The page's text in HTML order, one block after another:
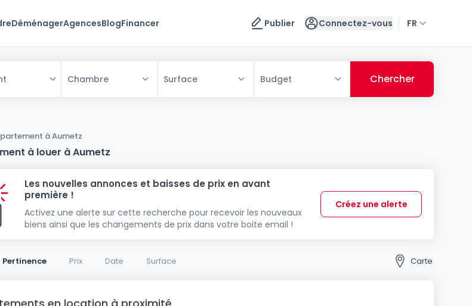
DéménagerAgencesBlogFinancer Publier Connectez-vous FR
mitoyenne
jumelée
construire
de maison
de rapport
Chambre Surface Budget
à Aumetz
à louer à Aumetz
Les nouvelles annonces et baisses de prix en avant
première !
Activez une alerte sur cette recherche pour recevoir les nouveaux
biens ainsi que les changements de prix dans votre boite email !
Créez une alerte
Pertinence Prix Date Surface Carte